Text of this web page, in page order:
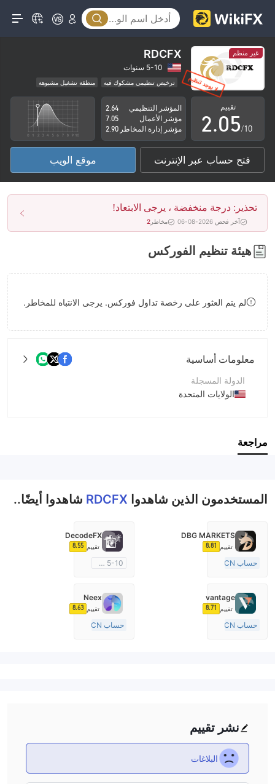
غير منظم RDCFX
5-10 سنوات
ترخيص تنظيمي مشكوك فيه
منطقة تشغيل مشبوهة
مخاطر عالية
تقييم
0
1
2
3
4
5
6
7
8
9
.0
1
2
3
4
5
6
7
1
2
3
4
5
6
7
8
9
/10
المؤشر التنظيمي
2.64
مؤشر الأعمال
7.05
مؤشر إدارة المخاطر 2.90
فتح حساب عبر الإنترنت موقع الويب
تحذير: درجة منخفضة ، يرجى الابتعاد!
آخر فحص 2026-08-06 مخاطر 2
هيئة تنظيم الفوركس
لم يتم العثور على رخصة تداول فوركس. يرجى الانتباه للمخاطر.
معلومات أساسية
الدولة المسجلة
الولايات المتحدة
اسم الشركة
مراجعة
المستخدمون الذين شاهدوا RDCFX شاهدوا أيضًا..
DBG MARKETS
تقييم 8.81
حساب ECN
صناعة السوق (MM)
DecodeFX
تقييم 8.55
5-10 سنوات
رخصة كاملة ميتاتريدر ٤
vantage
تقييم 8.71
حساب ECN
Neex
تقييم 8.63
حساب ECN
نشر تقييم
البلاغات